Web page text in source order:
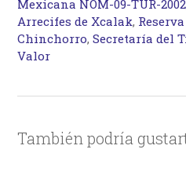
Mexicana NOM-09-TUR-2002
Arrecifes de Xcalak,
Chinchorro,Secretaría del
Valor
También podría